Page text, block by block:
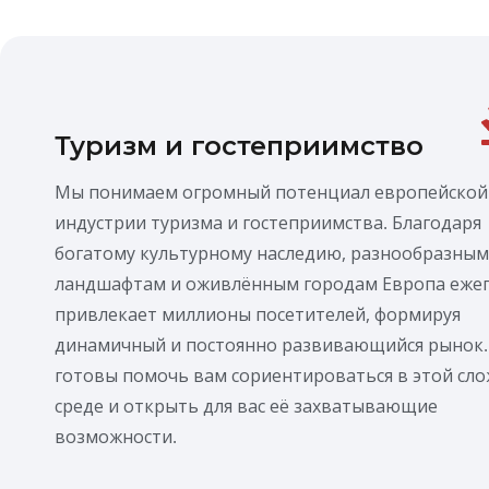
Туризм и гостеприимство
Мы понимаем огромный потенциал европейской
индустрии туризма и гостеприимства. Благодаря
богатому культурному наследию, разнообразным
ландшафтам и оживлённым городам Европа
привлекает миллионы посетителей, формируя
динамичный и постоянно развивающийся
готовы помочь вам сориентироваться в этой
среде и открыть для вас её захватывающие
возможности.